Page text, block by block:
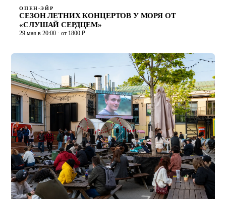
ОПЕН-ЭЙР
СЕЗОН ЛЕТНИХ КОНЦЕРТОВ У МОРЯ ОТ
«СЛУШАЙ СЕРДЦЕМ»
29 мая в 20:00 · от 1800 ₽